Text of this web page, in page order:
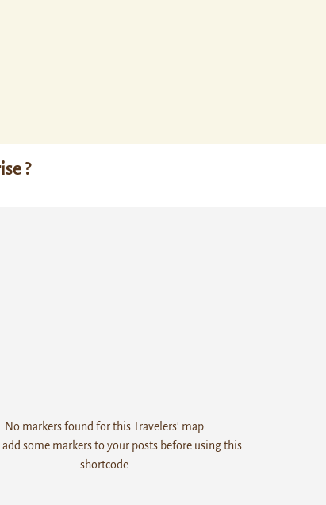
?
No markers found for this Travelers' map.
add some markers to your posts before using this
shortcode.